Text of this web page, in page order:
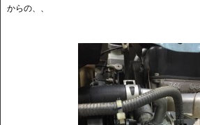
からの、、